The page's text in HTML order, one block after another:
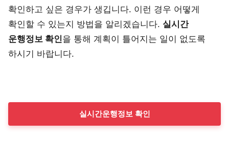
확인하고 싶은 경우가 생깁니다. 이런 경우 어떻게
확인할 수 있는지 방법을 알리겠습니다. 실시간
운행정보 확인을 통해 계획이 틀어지는 일이 없도록
하시기 바랍니다.
실시간운행정보 확인